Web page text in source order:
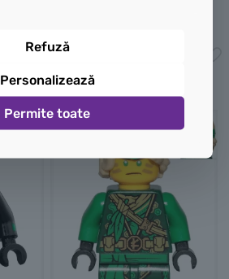
Refuză
Personalizează
Permite toate